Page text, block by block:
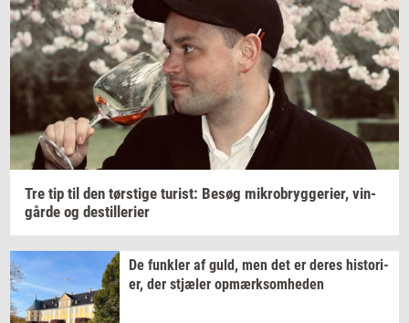
Tre tip til den tørsti­ge turist: Besøg mi­kro­bryg­ge­ri­er, vin­
går­de og destil­le­ri­er
De funk­ler af guld, men det er deres hi­sto­ri­
er, der stjæ­ler op­mærk­som­he­den